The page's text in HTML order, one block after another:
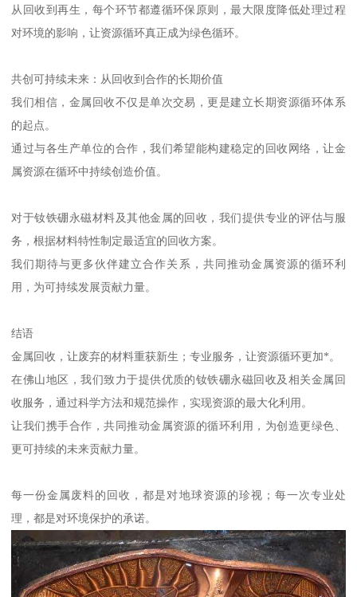
从回收到再生，每个环节都遵循环保原则，最大限度降低处理过程
对环境的影响，让资源循环真正成为绿色循环。
共创可持续未来：从回收到合作的长期价值
我们相信，金属回收不仅是单次交易，更是建立长期资源循环体系
的起点。
通过与各生产单位的合作，我们希望能构建稳定的回收网络，让金
属资源在循环中持续创造价值。
对于钕铁硼永磁材料及其他金属的回收，我们提供专业的评估与服
务，根据材料特性制定最适宜的回收方案。
我们期待与更多伙伴建立合作关系，共同推动金属资源的循环利
用，为可持续发展贡献力量。
结语
金属回收，让废弃的材料重获新生；专业服务，让资源循环更加*。
在佛山地区，我们致力于提供优质的钕铁硼永磁回收及相关金属回
收服务，通过科学方法和规范操作，实现资源的最大化利用。
让我们携手合作，共同推动金属资源的循环利用，为创造更绿色、
更可持续的未来贡献力量。
每一份金属废料的回收，都是对地球资源的珍视；每一次专业处
理，都是对环境保护的承诺。